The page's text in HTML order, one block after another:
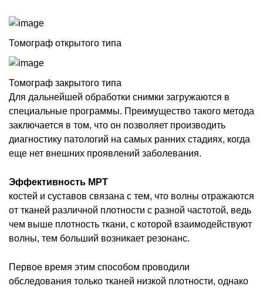
Томограф открытого типа
Томограф закрытого типа
Для дальнейшей обработки снимки загружаются в
специальные программы. Преимущество такого метода
заключается в том, что он позволяет производить
диагностику патологий на самых ранних стадиях, когда
еще нет внешних проявлений заболевания.
Эффективность МРТ
костей и суставов связана с тем, что волны отражаются
от тканей различной плотности с разной частотой, ведь
чем выше плотность ткани, с которой взаимодействуют
волны, тем больший возникает резонанс.
Первое время этим способом проводили
обследования только тканей низкой плотности, однако